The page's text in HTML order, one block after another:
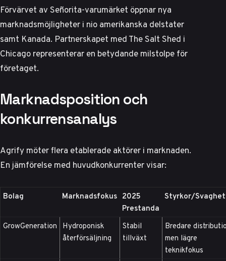
Förvärvet av Señorita-varumärket öppnar nya
marknadsmöjligheter i nio amerikanska delstater
samt Kanada. Partnerskapet med The Salt Shed i
Chicago representerar en betydande milstolpe för
företaget.
Marknadsposition och
konkurrensanalys
Agrify möter flera etablerade aktörer i marknaden.
En jämförelse med huvudkonkurrenter visar:
Bolag Marknadsfokus 2025
Prestanda
Styrkor/
GrowGeneration Hydroponisk
återförsäljning
Stabil
tillväxt
Bredare
men lägre
teknikfokus